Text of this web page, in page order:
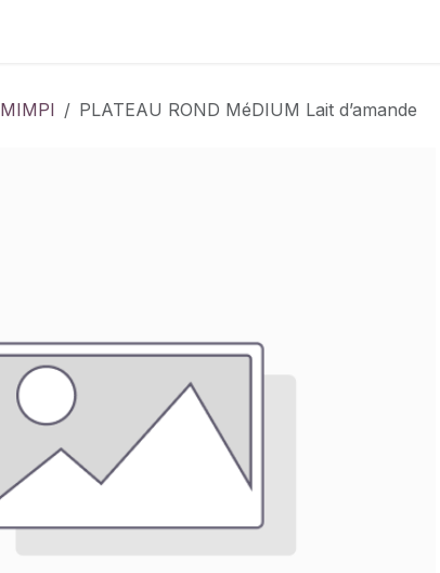
MIMPI PLATEAU ROND MéDIUM Lait d’amande